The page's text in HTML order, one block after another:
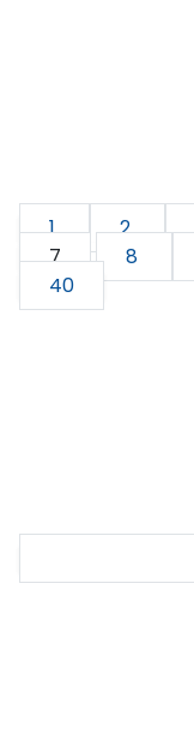
1 2
7
8
40